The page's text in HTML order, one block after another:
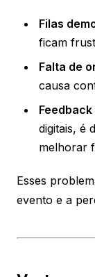
Filas
ficam
Falta de
causa
digitais, é
melhorar
Esses
evento e a